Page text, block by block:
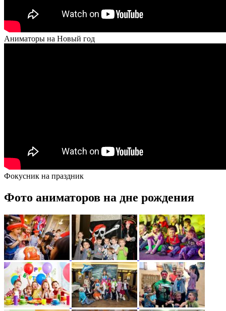
Аниматоры на Новый год
Фокусник на праздник
Фото аниматоров на дне рождения